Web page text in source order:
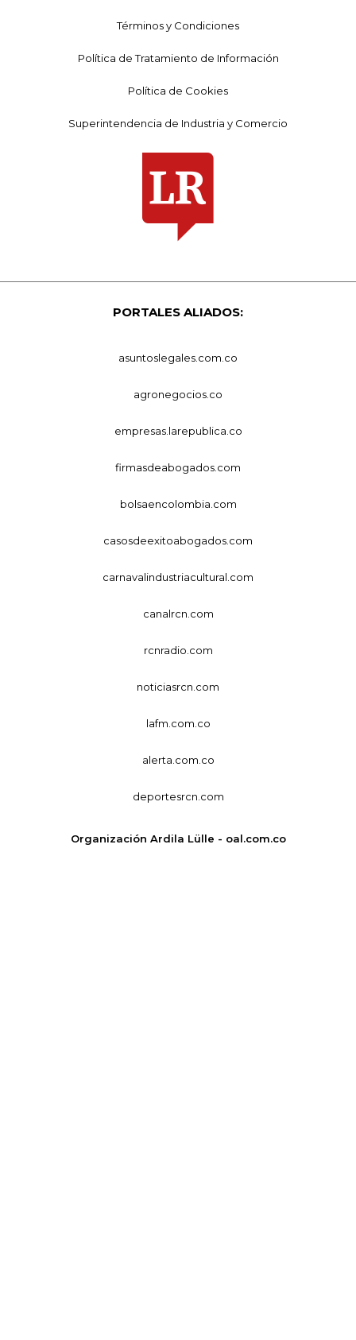
Términos y Condiciones
Política de Tratamiento de Información
Política de Cookies
Superintendencia de Industria y Comercio
PORTALES ALIADOS:
asuntoslegales.com.co
agronegocios.co
empresas.larepublica.co
firmasdeabogados.com
bolsaencolombia.com
casosdeexitoabogados.com
carnavalindustriacultural.com
canalrcn.com
rcnradio.com
noticiasrcn.com
lafm.com.co
alerta.com.co
deportesrcn.com
Organización Ardila Lülle - oal.com.co